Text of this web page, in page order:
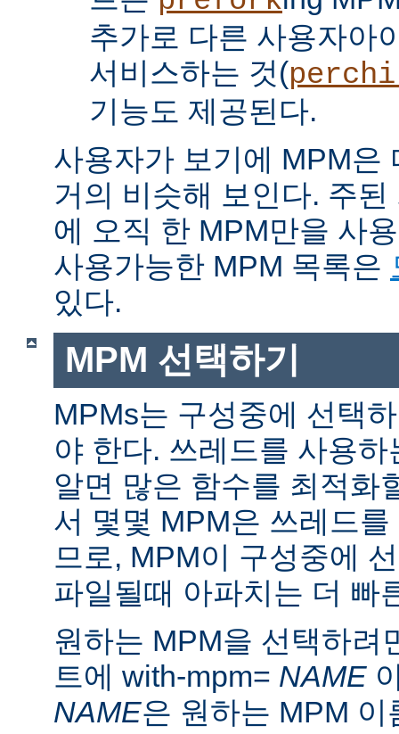
추가로 다른 사용자아
서비스하는 것(
기능도 제공된다.
사용자가 보기에 MPM은
거의 비슷해 보인다. 주
에 오직 한 MPM만을 사
사용가능한 MPM 목록은
있다.
MPM 선택하기
MPMs는 구성중에 선택
야 한다. 쓰레드를 사용
알면 많은 함수를 최적화
서 몇몇 MPM은 쓰레드
므로, MPM이 구성중에
파일될때 아파치는 더 빠
원하는 MPM을 선택하려
트에 with-mpm= NAME
NAME은 원하는 MPM 이